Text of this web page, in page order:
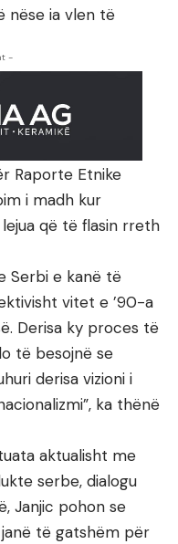
nëse ia vlen të
-
Raporte Etnike
i madh kur
që të flasin rreth
Serbi e kanë të
vitet e ’90-a
Derisa ky proces të
të besojnë se
derisa vizioni i
ka thënë
aktualisht me
serbe, dialogu
Janjic pohon se
të gatshëm për